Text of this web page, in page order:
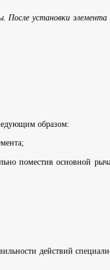
После установки
образом:
поместив основной
действий